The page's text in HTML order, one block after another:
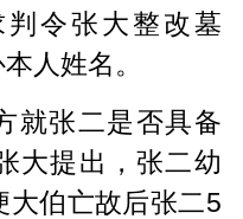
令张大整改墓
人姓名。
就张二是否具备
大提出，张二幼
大伯亡故后张二5